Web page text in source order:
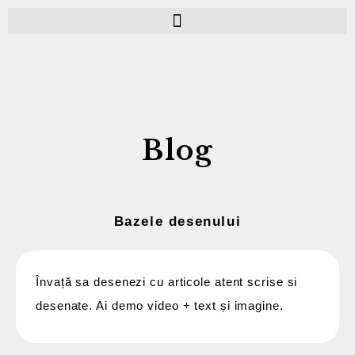
Blog
Bazele desenului
Învață sa desenezi cu articole atent scrise si
desenate. Ai demo video + text și imagine.